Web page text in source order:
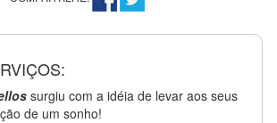
surgiu com a idéia de levar aos seus
de um sonho!